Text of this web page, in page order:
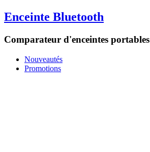
Enceinte Bluetooth
Comparateur d'enceintes portables
Nouveautés
Promotions